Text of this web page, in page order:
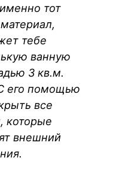
тот
тебе
ванную
3 кв.м.
его помощью
все
которые
внешний